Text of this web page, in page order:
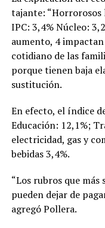
tajante: “Horrorosos
IPC: 3,4% Núcleo:
aumento, 4
cotidiano de las
porque tienen baja
sustitución.
En efecto, el índice
Educación: 12,1%;
electricidad, gas y
bebidas 3,4%.
“Los rubros que más
pueden dejar de
agregó Pollera.